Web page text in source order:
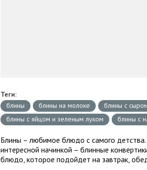
Теги:
блины
блины на молоке блины с
блины с яйцом и зеленым луком
блины с
Блины – любимое блюдо с самого
интересной начинкой – блинные
блюдо, которое подойдет на завтрак,